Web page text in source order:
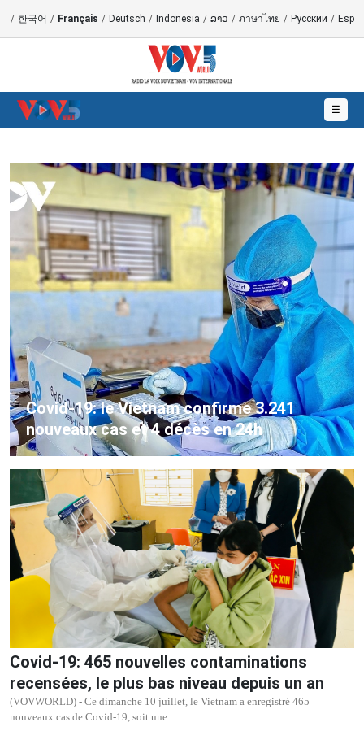
/ 한국어 / Français / Deutsch / Indonesia / ລາວ / ภาษาไทย / Русский /
☰
Covid-19: le Vietnam confirme 3.241
nouveaux cas et 4 décès en 24h
Covid-19: 465 nouvelles contaminations
recensées, le plus bas niveau depuis un an
(VOVWORLD) - Ce dimanche 10 juillet, le Vietnam a enregistré 465
nouveaux cas de Covid-19, soit une